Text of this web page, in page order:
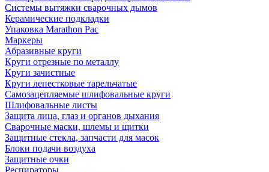
Системы вытяжки сварочных дымов
Керамические подкладки
Упаковка Marathon Pac
Маркеры
Абразивные круги
Круги отрезные по металлу
Круги зачистные
Круги лепестковые тарельчатые
Самозацепляемые шлифовальные круги
Шлифовальные листы
Защита лица, глаз и органов дыхания
Сварочные маски, шлемы и щитки
Защитные стекла, запчасти для масок
Блоки подачи воздуха
Защитные очки
Респираторы